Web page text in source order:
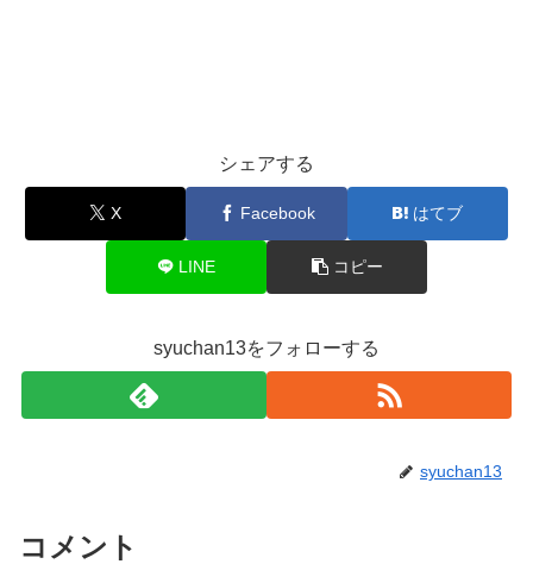
シェアする
X Facebook はてブ
LINE コピー
syuchan13をフォローする
syuchan13
コメント